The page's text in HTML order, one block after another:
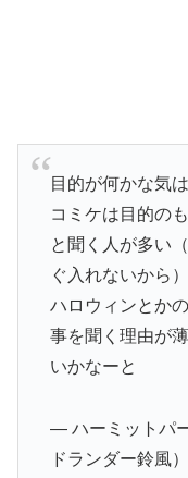
目的が何かな気
コミケは目的の
と聞く人が多い
ぐ入れないから）
ハロウィンとか
事を聞く理由が
いかなーと
— ハーミットパ
ドランダー鈴風